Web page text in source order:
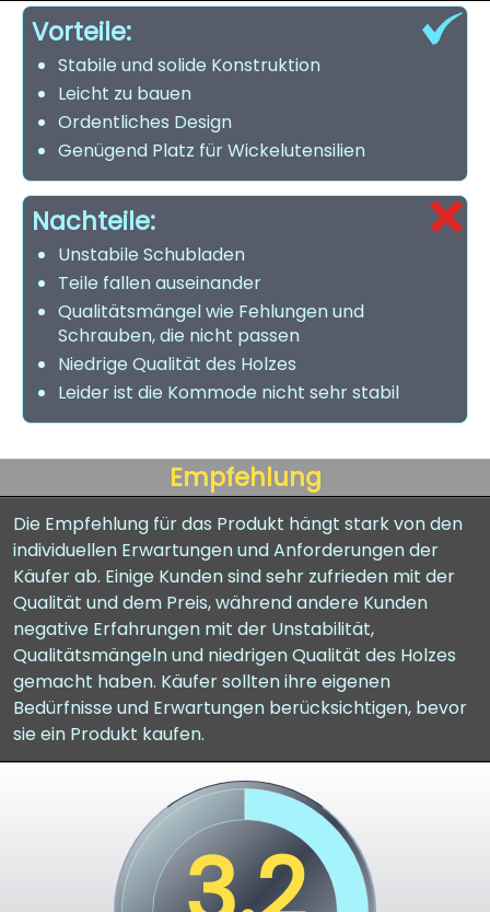
Vorteile:
Stabile und solide Konstruktion
Leicht zu bauen
Ordentliches Design
Genügend Platz für Wickelutensilien
Nachteile:
Unstabile Schubladen
Teile fallen auseinander
Qualitätsmängel wie Fehlungen und
Schrauben, die nicht passen
Niedrige Qualität des Holzes
Leider ist die Kommode nicht sehr stabil
Empfehlung
Die Empfehlung für das Produkt hängt stark von den
individuellen Erwartungen und Anforderungen der
Käufer ab. Einige Kunden sind sehr zufrieden mit der
Qualität und dem Preis, während andere Kunden
negative Erfahrungen mit der Unstabilität,
Qualitätsmängeln und niedrigen Qualität des Holzes
gemacht haben. Käufer sollten ihre eigenen
Bedürfnisse und Erwartungen berücksichtigen, bevor
sie ein Produkt kaufen.